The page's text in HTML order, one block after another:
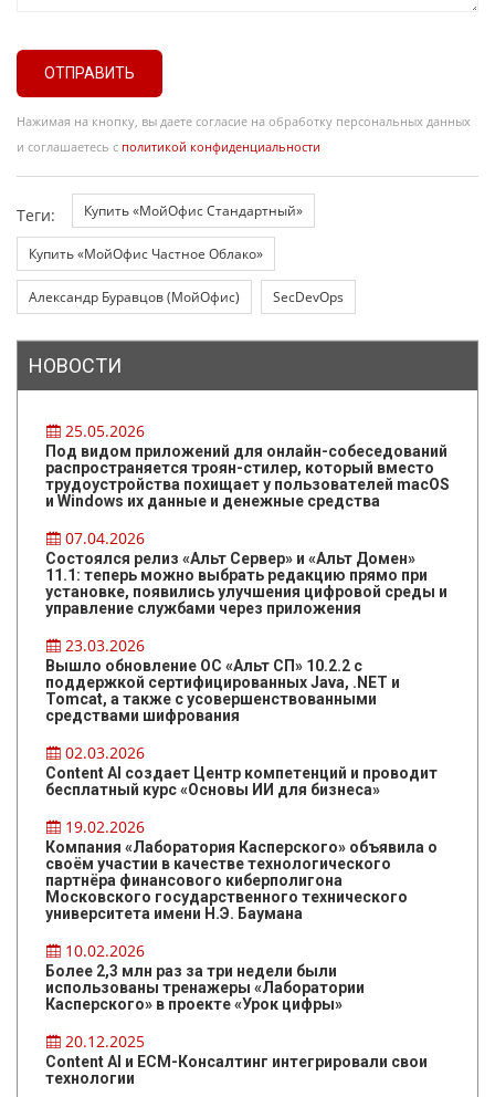
ОТПРАВИТЬ
Нажимая на кнопку, вы даете согласие на обработку персональных данных
и соглашаетесь с политикой конфиденциальности
Теги: Купить «МойОфис Стандартный»
Купить «МойОфис Частное Облако»
Александр Буравцов (МойОфис) SecDevOps
НОВОСТИ
25.05.2026
Под видом приложений для онлайн-собеседований
распространяется троян-стилер, который вместо
трудоустройства похищает у пользователей macOS
и Windows их данные и денежные средства
07.04.2026
Состоялся релиз «Альт Сервер» и «Альт Домен»
11.1: теперь можно выбрать редакцию прямо при
установке, появились улучшения цифровой среды и
управление службами через приложения
23.03.2026
Вышло обновление ОС «Альт СП» 10.2.2 с
поддержкой сертифицированных Java, .NET и
Tomcat, а также с усовершенствованными
средствами шифрования
02.03.2026
Content AI создает Центр компетенций и проводит
бесплатный курс «Основы ИИ для бизнеса»
19.02.2026
Компания «Лаборатория Касперского» объявила о
своём участии в качестве технологического
партнёра финансового киберполигона
Московского государственного технического
университета имени Н.Э. Баумана
10.02.2026
Более 2,3 млн раз за три недели были
использованы тренажеры «Лаборатории
Касперского» в проекте «Урок цифры»
20.12.2025
Content AI и ЕСМ-Консалтинг интегрировали свои
технологии